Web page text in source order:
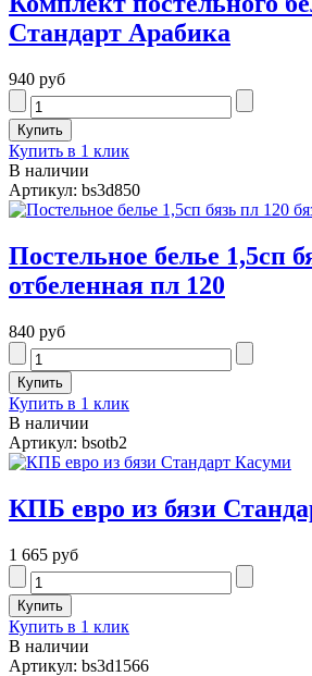
Стандарт Арабика
940 руб
Купить в 1 клик
В наличии
Артикул: bs3d850
Постельное белье 1,5сп
отбеленная пл 120
840 руб
Купить в 1 клик
В наличии
Артикул: bsotb2
КПБ евро из бязи
1 665 руб
Купить в 1 клик
В наличии
Артикул: bs3d1566